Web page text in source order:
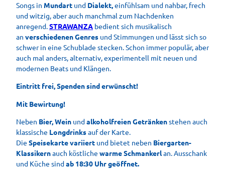
Songs in Mundart und Dialekt,einfühlsam und nahbar, frech
und witzig, aber auch manchmal zum Nachdenken
anregend.STRAWANZA bedient sich musikalisch
an verschiedenen Genres und Stimmungen und lässt sich so
schwer in eine Schublade stecken. Schon immer populär, aber
auch mal anders, alternativ, experimentell mit neuen und
modernen Beats und Klängen.
Eintritt frei, Spenden sind erwünscht!
Mit Bewirtung!
Neben Bier, Wein undalkoholfreien Getränkenstehen auch
klassische Longdrinksauf der Karte.
Die Speisekarte variiert und bietet neben Biergarten-
Klassikernauch köstliche warme Schmankerlan. Ausschank
und Küche sindab 18:30 Uhr geöffnet.